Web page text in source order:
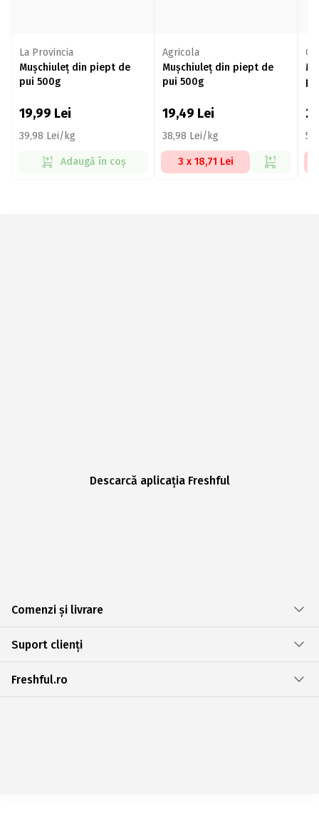
La Provincia
Mușchiuleț din piept de
pui 500g
19,99 Lei
39,98 Lei/kg
Adaugă în coș
Agricola
Mușchiuleț din piept de
pui 500g
19,49 Lei
38,98 Lei/kg
3 x 18,71 Lei
Descarcă aplicația Freshful
Comenzi și livrare
Suport clienți
Freshful.ro